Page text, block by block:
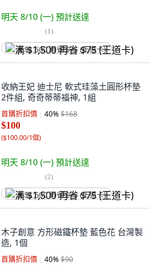
明天 8/10 (一) 預計送達
(1)
满 $1,500 再省 $75 (王道卡)
收納王妃 迪士尼 軟式珪藻土圓形杯墊
2件組, 奇奇蒂蒂福神, 1組
首購折扣價 40%$168
$100
($100.00/1個)
明天 8/10 (一) 預計送達
(2)
满 $1,500 再省 $75 (王道卡)
木子創意 方形磁鐵杯墊 藍色花 台灣製
造, 1個
首購折扣價 40%$90